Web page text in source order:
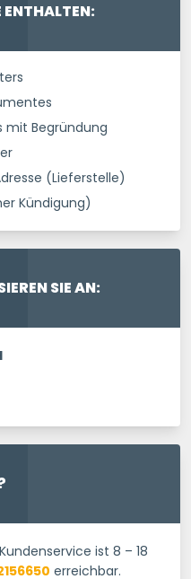
ENTHALTEN:
mit Begründung
(Lieferstelle)
Kündigung)
SIE AN:
ist 8 – 18
erreichbar.